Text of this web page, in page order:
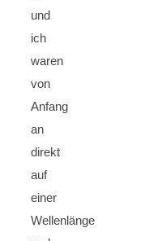
und
ich
waren
von
Anfang
an
direkt
auf
einer
Wellenlänge